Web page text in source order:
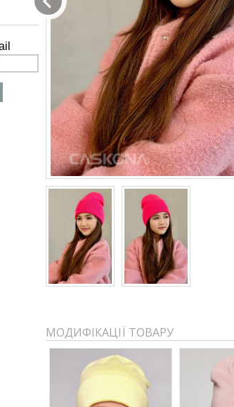
МОДИФІКАЦІЇ ТОВАРУ